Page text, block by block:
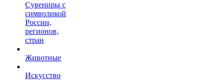
Сувениры с
символикой
России,
регионов,
стран
Животные
Искусство